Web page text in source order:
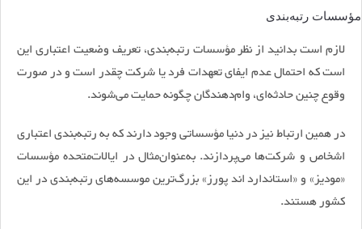
مؤسسات رتبه‌بندی
لازم است بدانید از نظر مؤسسات رتبه‌بندی، تعریف وضعیت اعتباری این
است که احتمال عدم ایفای تعهدات فرد یا شرکت چقدر است و در صورت
وقوع چنین حادثه‌ای، وام‌دهندگان چگونه حمایت می‌شوند.
در همین ارتباط نیز در دنیا مؤسساتی وجود دارند که به رتبه‌بندی اعتباری
اشخاص و شرکت‌ها می‌پردازند. به‌عنوان‌مثال در ایالات‌متحده مؤسسات
«مودیز» و «استاندارد اند پورز» بزرگ‌ترین موسسه‌های رتبه‌بندی در این
کشور هستند.